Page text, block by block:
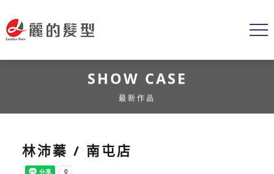
SHOW CASE
最新作品
林沛蓁 / 南屯店